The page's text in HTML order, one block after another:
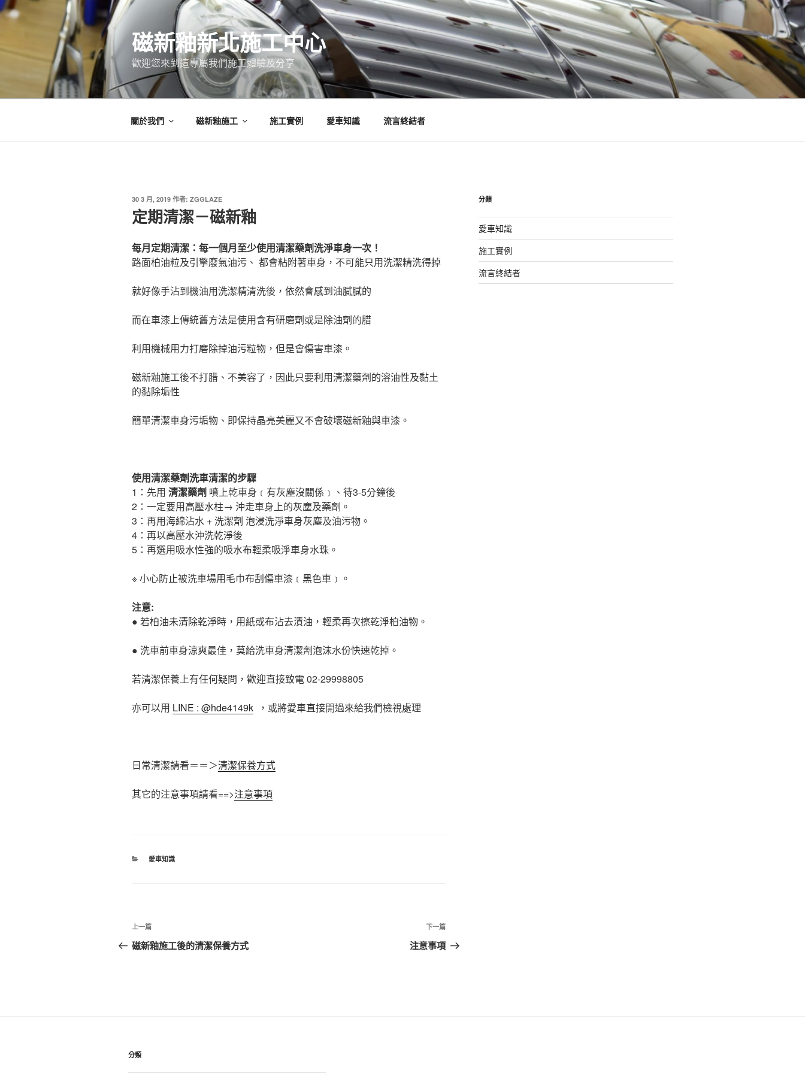
跳
至
要
磁新釉新北施工中心
歡迎您來到這專屬我們施工體驗及分享
關於我們 磁新釉施工 施工實例 愛車知識 流言終結者
發
於
30 3 月, 2019 作者: ZGGLAZE
定期清潔－磁新釉
每月定期清潔：每一個月至少使用清潔藥劑洗淨車身一次！
路面柏油粒及引擎廢氣油污、 都會粘附著車身，不可能只用洗潔精洗得掉
就好像手沾到機油用洗潔精清洗後，依然會感到油膩膩的
而在車漆上傳統舊方法是使用含有研磨劑或是除油劑的腊
利用機械用力打磨除掉油污粒物，但是會傷害車漆。
磁新釉施工後不打腊、不美容了，因此只要利用清潔藥劑的溶油性及黏土
的黏除垢性
簡單清潔車身污垢物、即保持晶亮美麗又不會破壞磁新釉與車漆。
使用清潔藥劑洗車清潔的步驟
1：先用 清潔藥劑 噴上乾車身﹝有灰塵沒關係﹞、待3-5分鐘後
2：一定要用高壓水柱→ 沖走車身上的灰塵及藥劑。
3：再用海綿沾水 + 洗潔劑 泡浸洗淨車身灰塵及油污物。
4：再以高壓水沖洗乾淨後
5：再選用吸水性強的吸水布輕柔吸淨車身水珠。
※ 小心防止被洗車場用毛巾布刮傷車漆﹝黑色車﹞。
注意:
● 若柏油未清除乾淨時，用紙或布沾去漬油，輕柔再次擦乾淨柏油物。
● 洗車前車身涼爽最佳，莫給洗車身清潔劑泡沫水份快速乾掉。
若清潔保養上有任何疑問，歡迎直接致電 02-29998805
亦可以用 LINE : @hde4149k ，或將愛車直接開過來給我們檢視處理
日常清潔請看＝＝＞清潔保養方式
其它的注意事項請看==>注意事項
分
愛車知識
文
章
上
一
上一篇
磁新釉施工後的清潔保養方式
下
一
下一篇
注意事項
分類
愛車知識
施工實例
流言終結者
分類